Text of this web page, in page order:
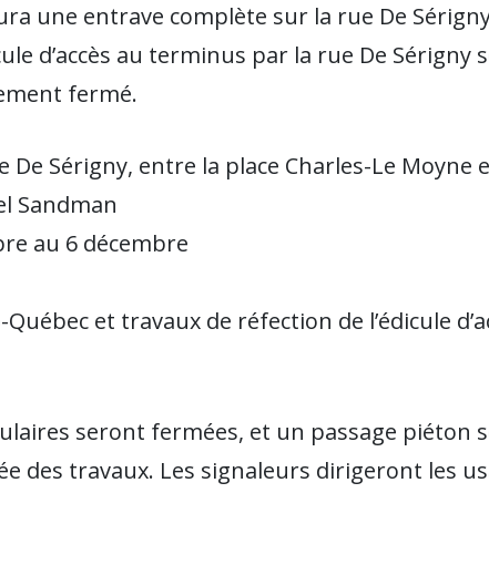
une entrave complète sur la rue De
d’accès au terminus par la rue De Sérigny
fermé.
De Sérigny, entre la place Charles-Le Moyne
Sandman
au 6 décembre
et travaux de réfection de l’édicule
seront fermées, et un passage piéton
des travaux. Les signaleurs dirigeront les